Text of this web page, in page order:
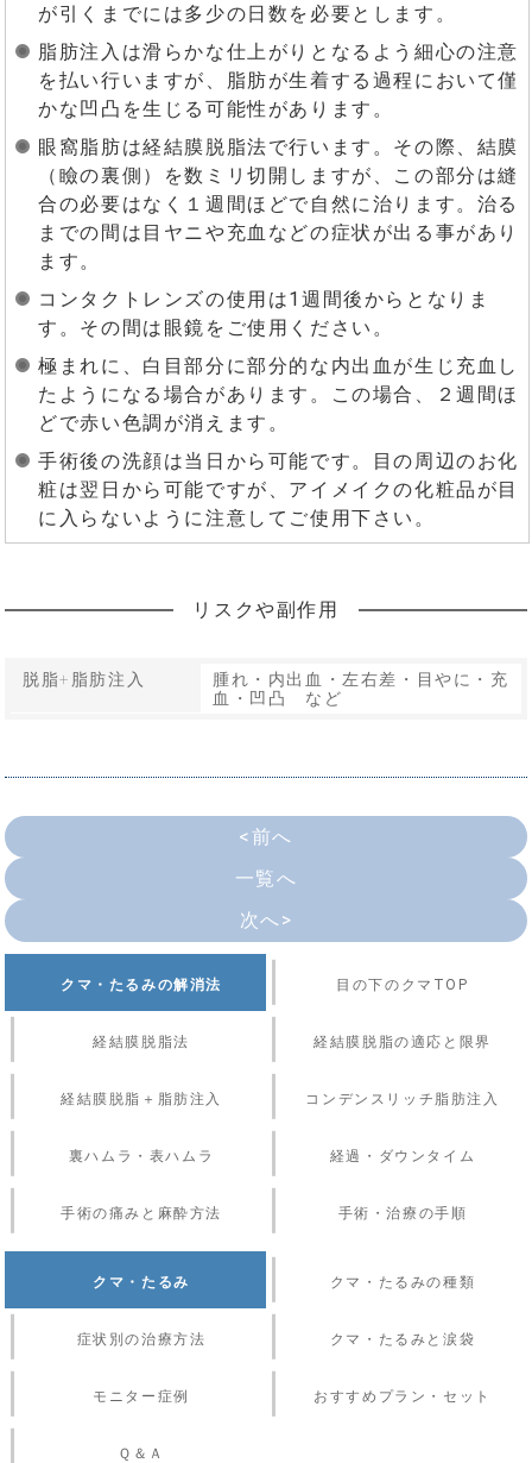
が引くまでには多少の日数を必要とします。
脂肪注入は滑らかな仕上がりとなるよう細心の注意
を払い行いますが、脂肪が生着する過程において僅
かな凹凸を生じる可能性があります。
眼窩脂肪は経結膜脱脂法で行います。その際、結膜
（瞼の裏側）を数ミリ切開しますが、この部分は縫
合の必要はなく１週間ほどで自然に治ります。治る
までの間は目ヤニや充血などの症状が出る事があり
ます。
コンタクトレンズの使用は1週間後からとなりま
す。その間は眼鏡をご使用ください。
極まれに、白目部分に部分的な内出血が生じ充血し
たようになる場合があります。この場合、２週間ほ
どで赤い色調が消えます。
手術後の洗顔は当日から可能です。目の周辺のお化
粧は翌日から可能ですが、アイメイクの化粧品が目
に入らないように注意してご使用下さい。
リスクや副作用
脱脂+脂肪注入
腫れ・内出血・左右差・目やに・充
血・凹凸 など
<前へ
一覧へ
次へ>
クマ・たるみの解消法 目の下のクマTOP
経結膜脱脂法 経結膜脱脂の適応と限界
経結膜脱脂＋脂肪注入 コンデンスリッチ脂肪注入
裏ハムラ・表ハムラ 経過・ダウンタイム
手術の痛みと麻酔方法 手術・治療の手順
クマ・たるみ クマ・たるみの種類
症状別の治療方法 クマ・たるみと涙袋
モニター症例 おすすめプラン・セット
Ｑ＆Ａ